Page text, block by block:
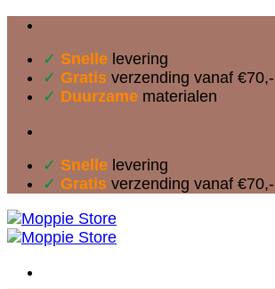
inhoud
✓ Snelle levering
✓ Gratis verzending vanaf €70,-
✓ Duurzame materialen
✓ Snelle levering
✓ Gratis verzending vanaf €70,-